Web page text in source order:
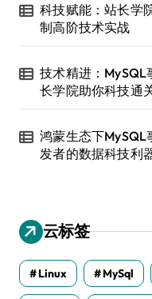
科技赋能：站长学
制高阶技术实战
技术精进：
长学院助你科技通
鸿蒙生态下
发者的数据科技利
云标签
Linux MySql